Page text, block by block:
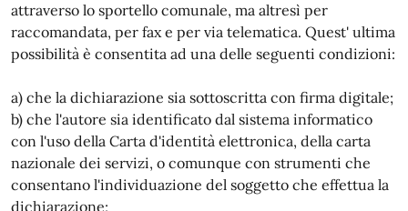
attraverso lo sportello comunale, ma altresì per
raccomandata, per fax e per via telematica. Quest' ultima
possibilità è consentita ad una delle seguenti condizioni:
a) che la dichiarazione sia sottoscritta con firma digitale;
b) che l'autore sia identificato dal sistema informatico
con l'uso della Carta d'identità elettronica, della carta
nazionale dei servizi, o comunque con strumenti che
consentano l'individuazione del soggetto che effettua la
dichiarazione;